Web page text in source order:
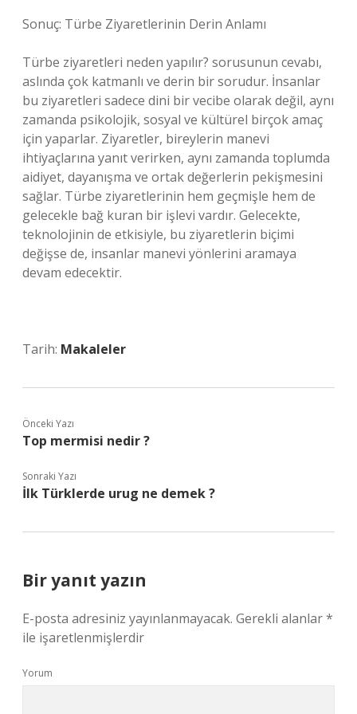
Sonuç: Türbe Ziyaretlerinin Derin Anlamı
Türbe ziyaretleri neden yapılır? sorusunun cevabı,
aslında çok katmanlı ve derin bir sorudur. İnsanlar
bu ziyaretleri sadece dini bir vecibe olarak değil, aynı
zamanda psikolojik, sosyal ve kültürel birçok amaç
için yaparlar. Ziyaretler, bireylerin manevi
ihtiyaçlarına yanıt verirken, aynı zamanda toplumda
aidiyet, dayanışma ve ortak değerlerin pekişmesini
sağlar. Türbe ziyaretlerinin hem geçmişle hem de
gelecekle bağ kuran bir işlevi vardır. Gelecekte,
teknolojinin de etkisiyle, bu ziyaretlerin biçimi
değişse de, insanlar manevi yönlerini aramaya
devam edecektir.
Tarih: Makaleler
Önceki Yazı
Top mermisi nedir ?
Sonraki Yazı
İlk Türklerde urug ne demek ?
Bir yanıt yazın
E-posta adresiniz yayınlanmayacak. Gerekli alanlar*
ile işaretlenmişlerdir
Yorum